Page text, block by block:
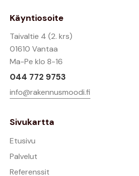
Käyntiosoite
Taivaltie 4 (2. krs)
01610 Vantaa
Ma-Pe klo 8-16
044 772 9753
info@rakennusmoodi.fi
Sivukartta
Etusivu
Palvelut
Referenssit